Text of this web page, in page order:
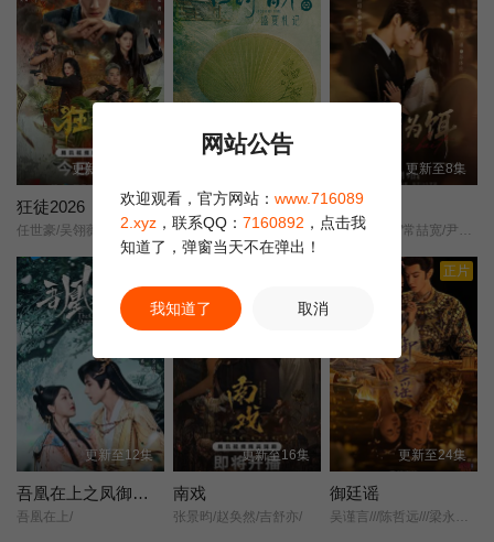
第10集 第11集 第12集
第18集 第20集 第22集
角导演：小宇 演员统筹：王孜繁 演员副导演：小天 项
目类型：古装、轻喜
更新至第06集
狂徒2026
任世豪/吴翎薇/赵茜/杨润杰/杜姚/杨博奇/陈俊安/魏俊霆/薛冰/
四时有信 盛夏札记
未知
更新至8集
深情为饵
邢昭林/方瑾/常喆宽/尹蕊/王沛然/赵悠图/
更新至12集
吾凰在上之凤御四方
吾凰在上/
更新至16集
南戏
张景昀/赵奂然/吉舒亦/
正片
更新至24集
御廷谣
网站公告
欢迎观看，官方网站： www.716089
2.xyz ，联系QQ： 7160892 ，点击我
知道了，弹窗当天不在弹出！
我知道了 取消